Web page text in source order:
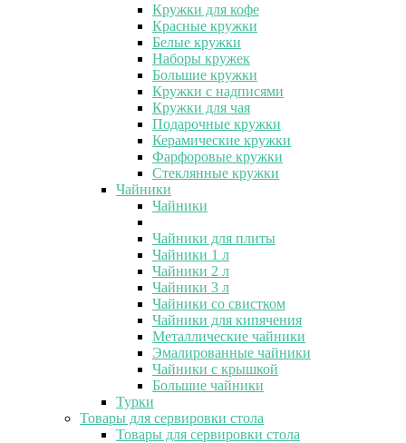
Кружки для кофе
Красные кружки
Белые кружки
Наборы кружек
Большие кружки
Кружки с надписями
Кружки для чая
Подарочные кружки
Керамические кружки
Фарфоровые кружки
Стеклянные кружки
Чайники
Чайники
Чайники для плиты
Чайники 1 л
Чайники 2 л
Чайники 3 л
Чайники со свистком
Чайники для кипячения
Металлические чайники
Эмалированные чайники
Чайники с крышкой
Большие чайники
Турки
Товары для сервировки стола
Товары для сервировки стола